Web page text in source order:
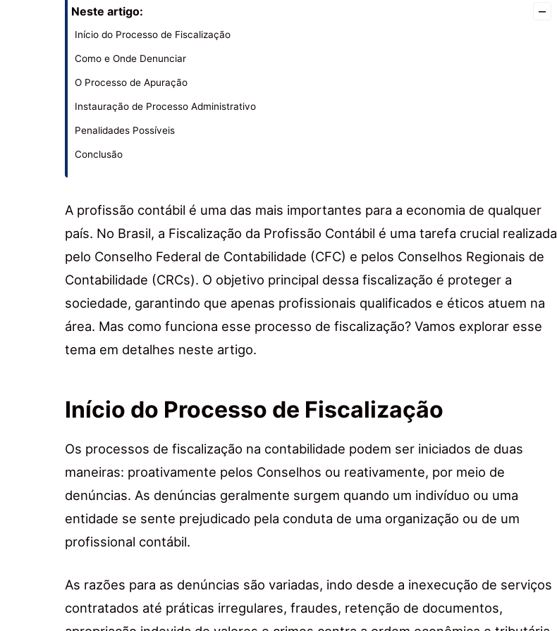
Neste artigo: –
Início do Processo de Fiscalização
Como e Onde Denunciar
O Processo de Apuração
Instauração de Processo Administrativo
Penalidades Possíveis
Conclusão
A profissão contábil é uma das mais importantes para a economia de qualquer
país. No Brasil, a Fiscalização da Profissão Contábil é uma tarefa crucial realizada
pelo Conselho Federal de Contabilidade (CFC) e pelos Conselhos Regionais de
Contabilidade (CRCs). O objetivo principal dessa fiscalização é proteger a
sociedade, garantindo que apenas profissionais qualificados e éticos atuem na
área. Mas como funciona esse processo de fiscalização? Vamos explorar esse
tema em detalhes neste artigo.
Início do Processo de Fiscalização
Os processos de fiscalização na contabilidade podem ser iniciados de duas
maneiras: proativamente pelos Conselhos ou reativamente, por meio de
denúncias. As denúncias geralmente surgem quando um indivíduo ou uma
entidade se sente prejudicado pela conduta de uma organização ou de um
profissional contábil.
As razões para as denúncias são variadas, indo desde a inexecução de serviços
contratados até práticas irregulares, fraudes, retenção de documentos,